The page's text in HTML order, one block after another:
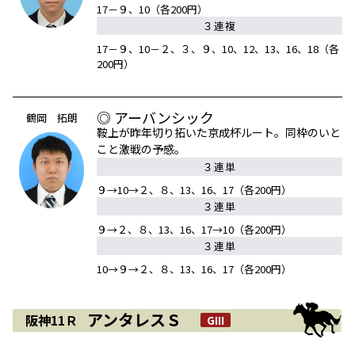
17－９、10（各200円）
３連複
17－９、10－２、３、９、10、12、13、16、18（各
200円）
鶴岡 拓朗 ◎ アーバンシック
鞍上が昨年切り拓いた京成杯ルート。同枠のいと
こと激戦の予感。
３連単
９→10→２、８、13、16、17（各200円）
３連単
９→２、８、13、16、17→10（各200円）
３連単
10→９→２、８、13、16、17（各200円）
阪神11Ｒ アンタレスＳ GIII